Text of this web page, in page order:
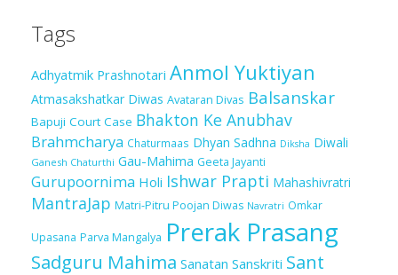
Tags
Adhyatmik Prashnotari Anmol Yuktiyan
Atmasakshatkar Diwas Avataran Divas Balsanskar
Bapuji Court Case Bhakton Ke Anubhav
Brahmcharya Chaturmaas Dhyan Sadhna Diksha Diwali
Ganesh Chaturthi Gau-Mahima Geeta Jayanti
Gurupoornima Holi Ishwar Prapti Mahashivratri
MantraJap Matri-Pitru Poojan Diwas Navratri Omkar
Upasana Parva Mangalya Prerak Prasang
Sadguru Mahima Sanatan Sanskriti Sant